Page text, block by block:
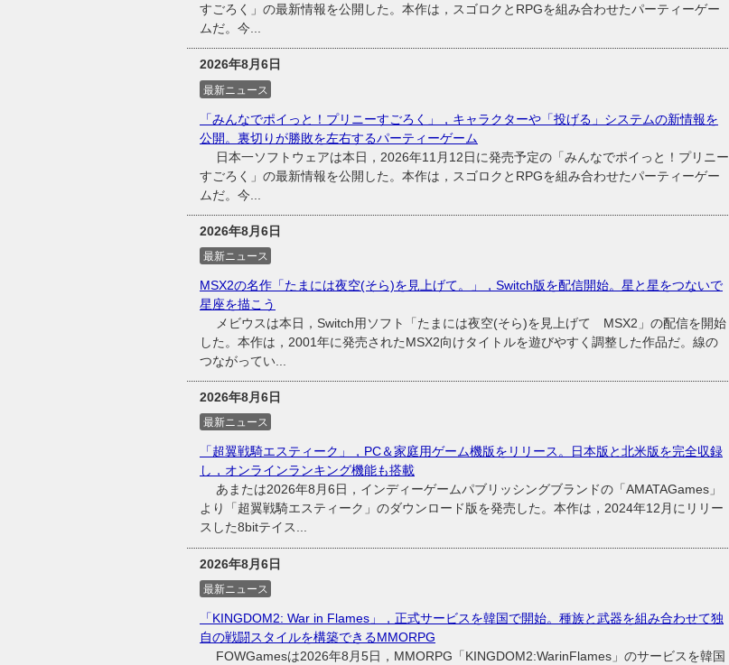
すごろく」の最新情報を公開した。本作は，スゴロクとRPGを組み合わせたパーティーゲー
ムだ。今...
2026年8月6日
最新ニュース
「みんなでポイっと！プリニーすごろく」，キャラクターや「投げる」システムの新情報を
公開。裏切りが勝敗を左右するパーティーゲーム
日本一ソフトウェアは本日，2026年11月12日に発売予定の「みんなでポイっと！プリニー
すごろく」の最新情報を公開した。本作は，スゴロクとRPGを組み合わせたパーティーゲー
ムだ。今...
2026年8月6日
最新ニュース
MSX2の名作「たまには夜空(そら)を見上げて。」，Switch版を配信開始。星と星をつないで
星座を描こう
メビウスは本日，Switch用ソフト「たまには夜空(そら)を見上げて MSX2」の配信を開始
した。本作は，2001年に発売されたMSX2向けタイトルを遊びやすく調整した作品だ。線の
つながってい...
2026年8月6日
最新ニュース
「超翼戦騎エスティーク」，PC＆家庭用ゲーム機版をリリース。日本版と北米版を完全収録
し，オンラインランキング機能も搭載
あまたは2026年8月6日，インディーゲームパブリッシングブランドの「AMATAGames」
より「超翼戦騎エスティーク」のダウンロード版を発売した。本作は，2024年12月にリリー
スした8bitテイス...
2026年8月6日
最新ニュース
「KINGDOM2: War in Flames」，正式サービスを韓国で開始。種族と武器を組み合わせて独
自の戦闘スタイルを構築できるMMORPG
FOWGamesは2026年8月5日，MMORPG「KINGDOM2:WarinFlames」のサービスを韓国